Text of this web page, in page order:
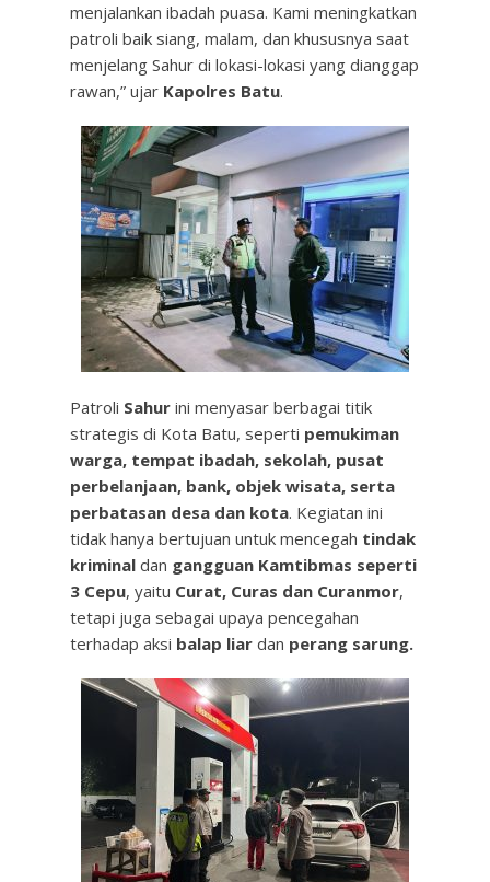
menjalankan ibadah puasa. Kami meningkatkan
patroli baik siang, malam, dan khususnya saat
menjelang Sahur di lokasi-lokasi yang dianggap
rawan,” ujar Kapolres Batu.
Patroli Sahur ini menyasar berbagai titik
strategis di Kota Batu, seperti pemukiman
warga, tempat ibadah, sekolah, pusat
perbelanjaan, bank, objek wisata, serta
perbatasan desa dan kota. Kegiatan ini
tidak hanya bertujuan untuk mencegah tindak
kriminal dan gangguan Kamtibmas seperti
3 Cepu, yaitu Curat, Curas dan Curanmor,
tetapi juga sebagai upaya pencegahan
terhadap aksi balap liar dan perang sarung.